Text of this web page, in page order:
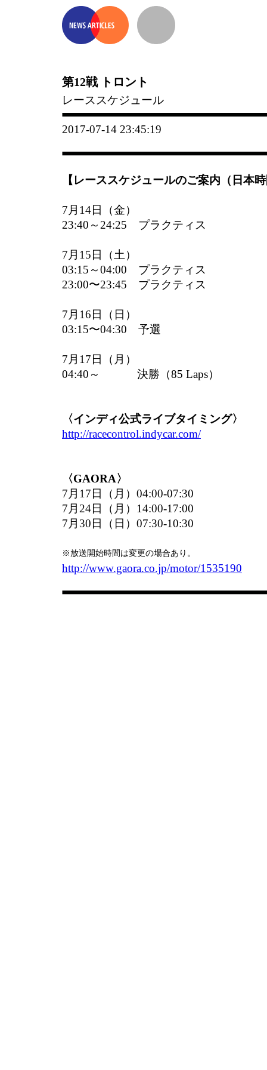
第12戦 トロント
レーススケジュール
2017-07-14 23:45:19
【レーススケジュールのご案内（日本
7月14日（金）
23:40～24:25 プラクティス
7月15日（土）
03:15～04:00 プラクティス
23:00〜23:45 プラクティス
7月16日（日）
03:15〜04:30 予選
7月17日（月）
04:40～ 決勝（85 Laps）
〈インディ公式ライブタイミング〉
http://racecontrol.indycar.com/
〈GAORA〉
7月17日（月）04:00-07:30
7月24日（月）14:00-17:00
7月30日（日）07:30-10:30
※放送開始時間は変更の場合あり。
http://www.gaora.co.jp/motor/1535190